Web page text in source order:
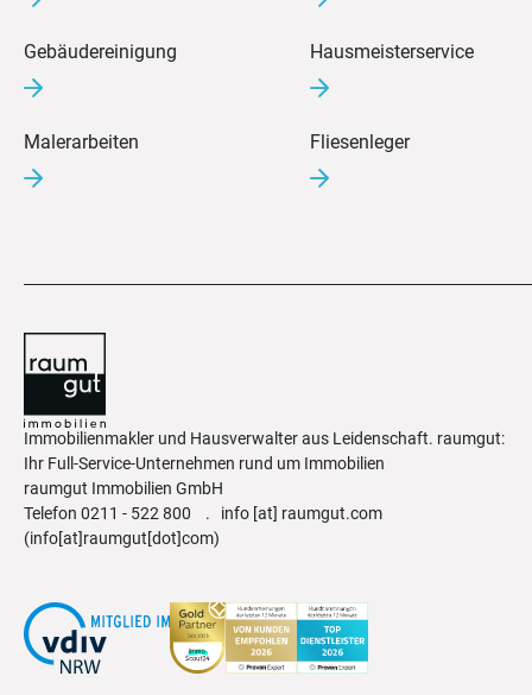
Gebäudereinigung Hausmeisterservice
Malerarbeiten Fliesenleger
Immobilienmakler und Hausverwalter aus Leidenschaft. raumgut:
Ihr Full-Service-Unternehmen rund um Immobilien
raumgut Immobilien GmbH
Telefon 0211 - 522 800 . info [at] raumgut.com
(info[at]raumgut[dot]com)